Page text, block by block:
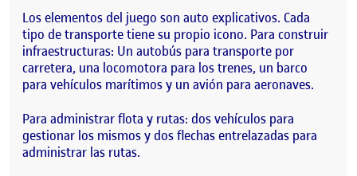
Los elementos del juego son auto explicativos. Cada
tipo de transporte tiene su propio icono. Para construir
infraestructuras: Un autobús para transporte por
carretera, una locomotora para los trenes, un barco
para vehículos marítimos y un avión para aeronaves.
Para administrar flota y rutas: dos vehículos para
gestionar los mismos y dos flechas entrelazadas para
administrar las rutas.